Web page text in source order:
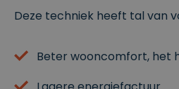
Deze techniek heeft tal van
Beter wooncomfort, het